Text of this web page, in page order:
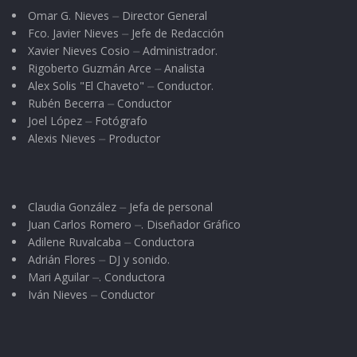
Omar G. Nieves ⏤ Director General
Fco. Javier Nieves ⏤ Jefe de Redacción
Xavier Nieves Cosio ⏤ Administrador.
Rigoberto Guzmán Arce ⏤ Analista
Alex Solis "El Chaveto" ⏤ Conductor.
Rubén Becerra ⏤ Conductor
Joel López ⏤ Fotógrafo
Alexis Nieves ⏤ Productor
Claudia González ⏤ Jefa de personal
Juan Carlos Romero ⏤. Diseñador Gráfico
Adilene Ruvalcaba ⏤ Conductora
Adrián Flores ⏤ DJ y sonido.
Mari Aguilar ⏤. Conductora
Iván Nieves ⏤ Conductor